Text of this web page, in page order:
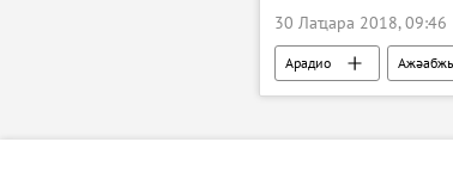
30 Лаҵара 2018, 09:46
Арадио